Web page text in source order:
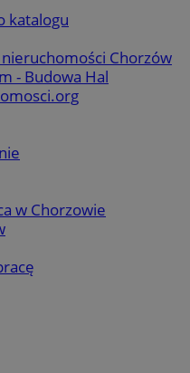
katalogu
nieruchomości Chorzów
- Budowa Hal
w Chorzowie